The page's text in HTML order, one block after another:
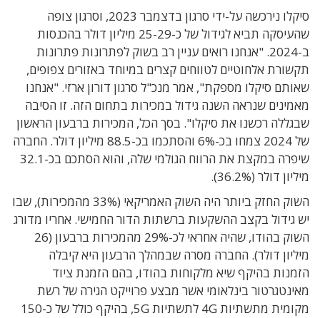
סיקלו נירכשה על-ידי סרגון בדצמבר 2023, וסרגון צופה
שהעיסקה תביא לגידול של כ-25-29 מיליון דולר בהכנסות
ב-2024. "אנחנו רואים עניין רב בשוק לפתרונות פתרונות
תקשורת אלחוטיים לטווחים קצרים במיוחד באזורים צפופים,
שאותם סיקלו מספקת", אמר מנכ"ל סרגון דורון ארזי. "אנחנו
מאמינים שנראה השנה גידול במכירות בתחום הזה. זו הסיבה
שבגללה רכשנו את סיקלו". בסך הכל, המכירות ברבעון הראשון
של 2024 צמחו בכ-6% והסתכמו בכ-88.5 מיליון דולר. החברה
שיפרה במקצת את הרווח הגולמי שלה, והוא הסתכם בכ-32.1
מיליון דולר (36.2%).
השוק החזק ביותר היה השוק האמריקאי (33% מהמכירות), שבו
יש גידול בקצב ההשקעות ברשתות הדור החמישי. אחריו מדורג
השוק בהודו, שהיה אחראי לכ-29% מהמכירות ברבעון (26
מיליון דולר). החברה מסרה שבמהלך הרבעון היא קיבלה
הזמנות בהיקף שיא מלקוחות בהודו, בהם הזמנת ציוד
מאינטגרטור בינלאומי אשר מבצע פרוייקט הגירה של רשת
מקומית מתשתיות 4G לתשתיות 5G, בהיקף כולל של כ-150